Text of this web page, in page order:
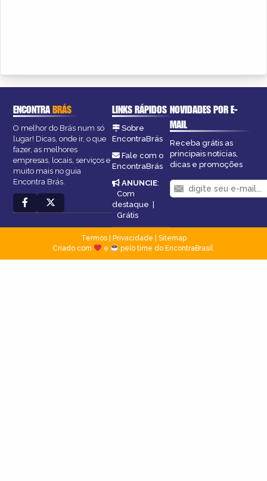
ENCONTRABRÁS
O melhor do Brás num só
lugar! Dicas, onde ir, o que
fazer, as melhores
empresas, locais, serviços e
muito mais no guia
Encontra Brás.
LINKS RÁPIDOS
Sobre
EncontraBrás
Fale com o
EncontraBrás
ANUNCIE:
Com
destaque |
Grátis
NOVIDADES POR E-
MAIL
Receba grátis as
principais notícias,
dicas e promoções
Termos| Privacidade
Sitemap
Criado com
e pelo time do EncontraBrasil